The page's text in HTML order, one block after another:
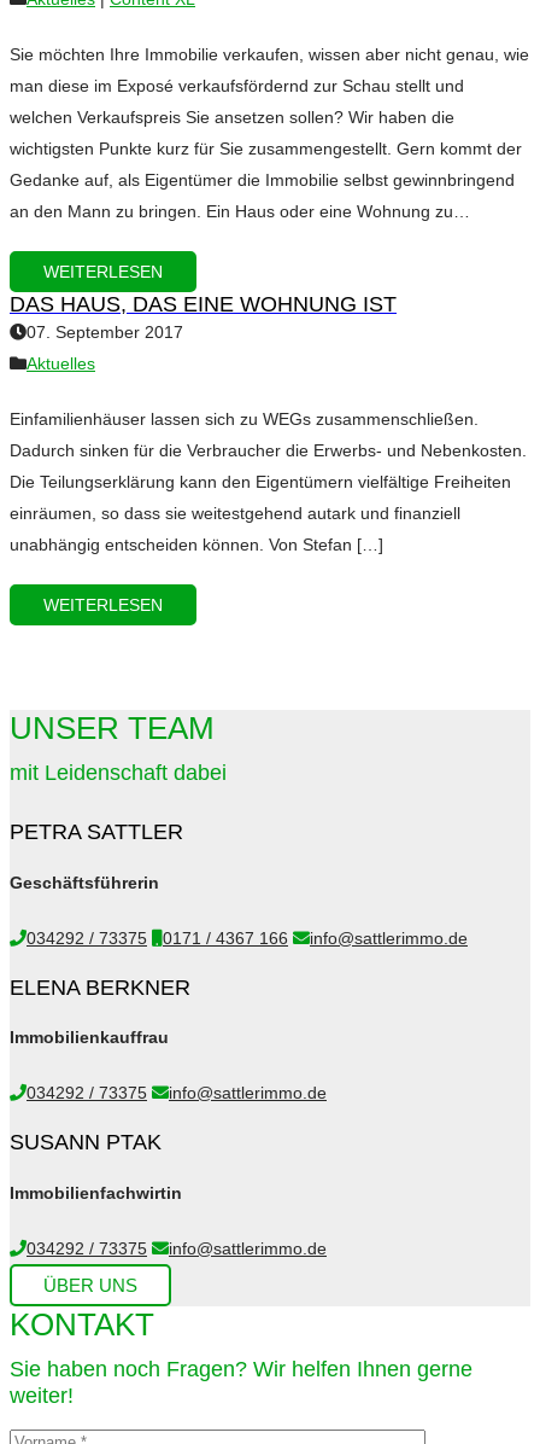
Sie möchten Ihre Immobilie verkaufen, wissen aber nicht genau, wie
man diese im Exposé verkaufsfördernd zur Schau stellt und
welchen Verkaufspreis Sie ansetzen sollen? Wir haben die
wichtigsten Punkte kurz für Sie zusammengestellt. Gern kommt der
Gedanke auf, als Eigentümer die Immobilie selbst gewinnbringend
an den Mann zu bringen. Ein Haus oder eine Wohnung zu…
WEITERLESEN
DAS HAUS, DAS EINE WOHNUNG IST
07. September 2017
Aktuelles
Einfamilienhäuser lassen sich zu WEGs zusammenschließen.
Dadurch sinken für die Verbraucher die Erwerbs- und Nebenkosten.
Die Teilungserklärung kann den Eigentümern vielfältige Freiheiten
einräumen, so dass sie weitestgehend autark und finanziell
unabhängig entscheiden können. Von Stefan […]
WEITERLESEN
UNSER TEAM
mit Leidenschaft dabei
PETRA SATTLER
Geschäftsführerin
034292 / 73375 0171 / 4367 166 info@sattlerimmo.de
ELENA BERKNER
Immobilienkauffrau
034292 / 73375 info@sattlerimmo.de
SUSANN PTAK
Immobilienfachwirtin
034292 / 73375 info@sattlerimmo.de
ÜBER UNS
KONTAKT
Sie haben noch Fragen? Wir helfen Ihnen gerne
weiter!​